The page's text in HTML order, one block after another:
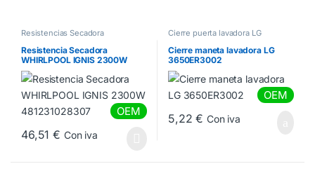
Resistencias Secadora
Resistencia Secadora
WHIRLPOOL IGNIS 2300W
481231028307
OEM
46,51€ Con iva
Cierre puerta lavadora LG
Cierre maneta lavadora LG
3650ER3002
OEM
5,22€ Con iva